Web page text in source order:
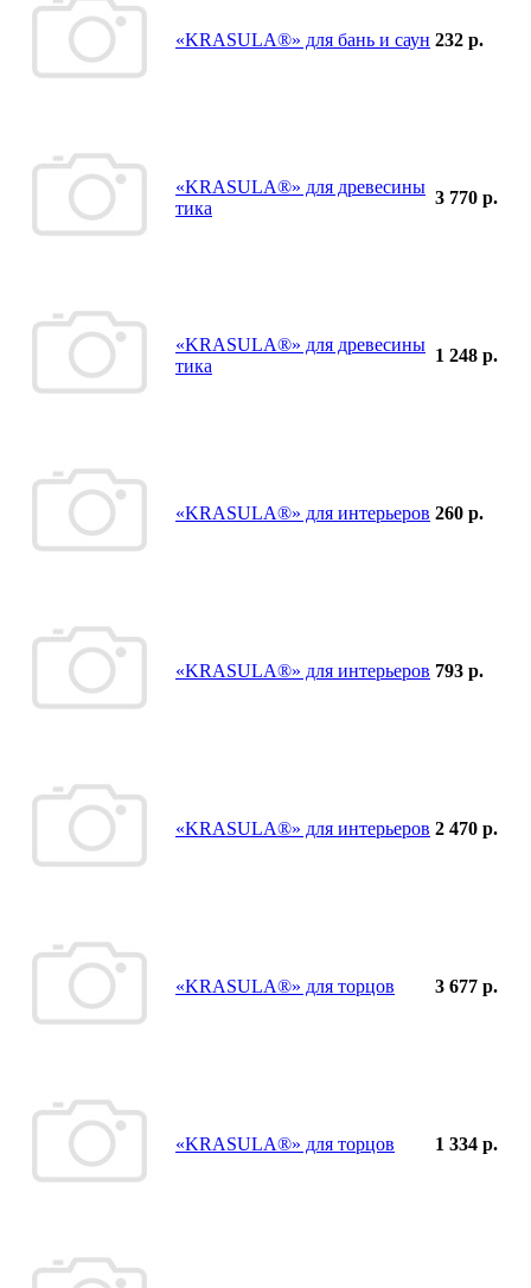
«KRASULA®» для бань и саун 232 р.
«KRASULA®» для древесины
тика
3 770 р.
«KRASULA®» для древесины
тика
1 248 р.
«KRASULA®» для интерьеров 260 р.
«KRASULA®» для интерьеров 793 р.
«KRASULA®» для интерьеров 2 470 р.
«KRASULA®» для торцов 3 677 р.
«KRASULA®» для торцов 1 334 р.